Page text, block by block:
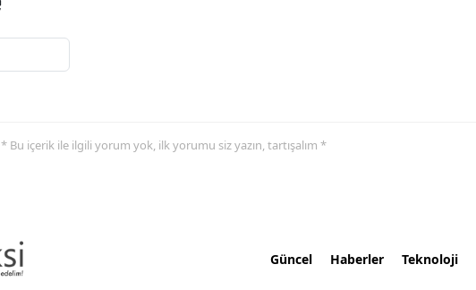
* Bu içerik ile ilgili yorum yok, ilk yorumu siz yazın, tartışalım *
Güncel Haberler Teknoloji